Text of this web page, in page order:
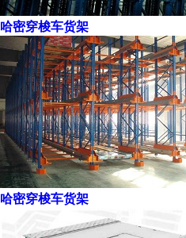
哈密穿梭车货架
哈密穿梭车货架